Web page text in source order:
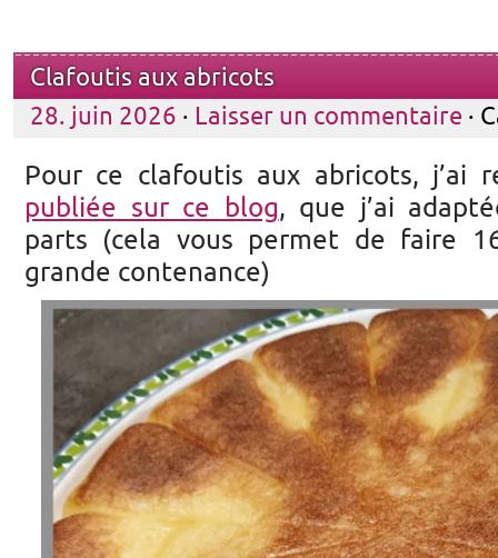
Clafoutis aux abricots
28. juin 2026 · Laisser un commentaire ·
Pour ce clafoutis aux abricots, j’ai
publiée sur ce blog, que j’ai
parts (cela vous permet de faire
grande contenance)